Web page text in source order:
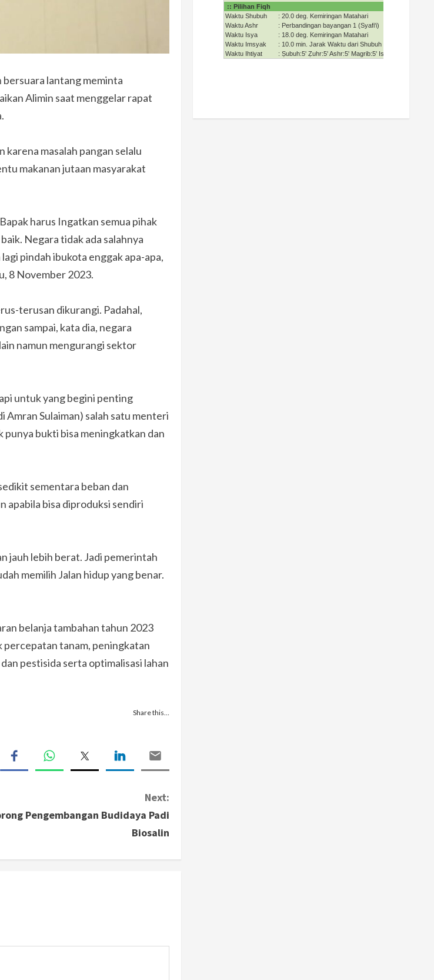
bersuara lantang meminta
Alimin saat menggelar rapat
masalah pangan selalu
makanan jutaan masyarakat
harus Ingatkan semua pihak
Negara tidak ada salahnya
pindah ibukota enggak apa-apa,
8 November 2023.
terusan dikurangi. Padahal,
sampai, kata dia, negara
namun mengurangi sektor
untuk yang begini penting
Sulaiman) salah satu menteri
bukti bisa meningkatkan dan
sementara beban dan
apabila bisa diproduksi sendiri
jauh lebih berat. Jadi pemerintah
memilih Jalan hidup yang benar.
belanja tambahan tahun 2023
tanam, peningkatan
pestisida serta optimalisasi lahan
Share this…
Next:
Pengembangan Budidaya Padi
Biosalin